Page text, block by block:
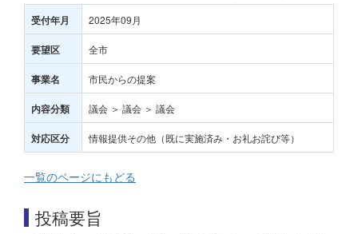
受付年月 2025年09月
要望区 全市
事業名 市民からの提案
内容分類 議会 ＞ 議会 ＞ 議会
対応区分 情報提供その他（既に実施済み・お礼お詫び等）
一覧のページにもどる
投稿要旨